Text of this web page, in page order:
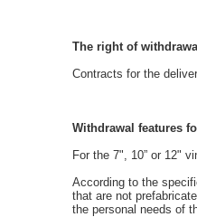
The right of
Contracts for the
Withdrawal features
For the 7", 10” or 12"
According to the
that are not
the personal needs of